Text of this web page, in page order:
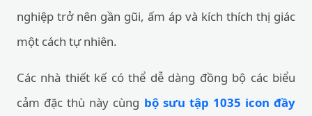
nghiệp trở nên gần gũi, ấm áp và kích thích thị giác
một cách tự nhiên.
Các nhà thiết kế có thể dễ dàng đồng bộ các biểu
cảm đặc thù này cùng bộ sưu tập 1035 icon đầy